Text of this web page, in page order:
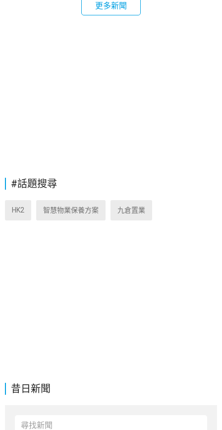
昔日新聞
更多新聞
#話題搜尋
HK2 智慧物業保養方案 九倉置業